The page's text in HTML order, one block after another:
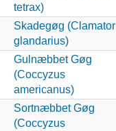
tetrax)
Skadegøg (Clamator
glandarius)
Gulnæbbet Gøg
(Coccyzus
americanus)
Sortnæbbet Gøg
(Coccyzus